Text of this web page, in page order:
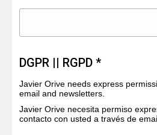
DGPR || RGPD *
Javier Orive needs express
email and newsletters.
Javier Orive necesita permiso
contacto con usted a través de